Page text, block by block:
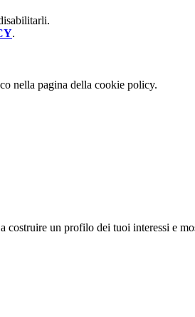
.
nella pagina della cookie policy.
un profilo dei tuoi interessi e